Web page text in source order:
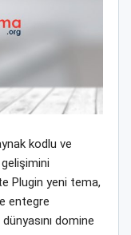
kodlu ve
Plugin yeni tema,
entegre
domine